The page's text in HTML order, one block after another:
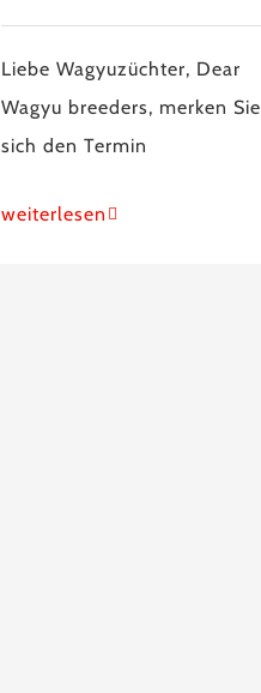
Liebe Wagyuzüchter, Dear
Wagyu breeders, merken Sie
sich den Termin
weiterlesen